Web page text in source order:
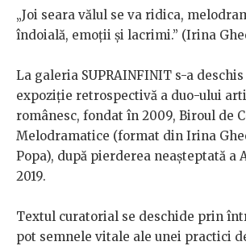
„Joi seara vălul se va ridica,
îndoială, emoții și lacrimi.” (Irina
La galeria SUPRAINFINIT s-a
expoziție retrospectivă a duo-ului
românesc, fondat în 2009, Biroul de
Melodramatice (format din Irina
Popa), după pierderea neașteptată a
2019.
Textul curatorial se deschide prin
pot semnele vitale ale unei practici